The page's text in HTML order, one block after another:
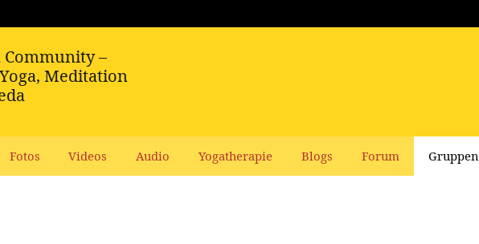
Fotos Videos Audio Yogatherapie Blogs Forum Gruppen